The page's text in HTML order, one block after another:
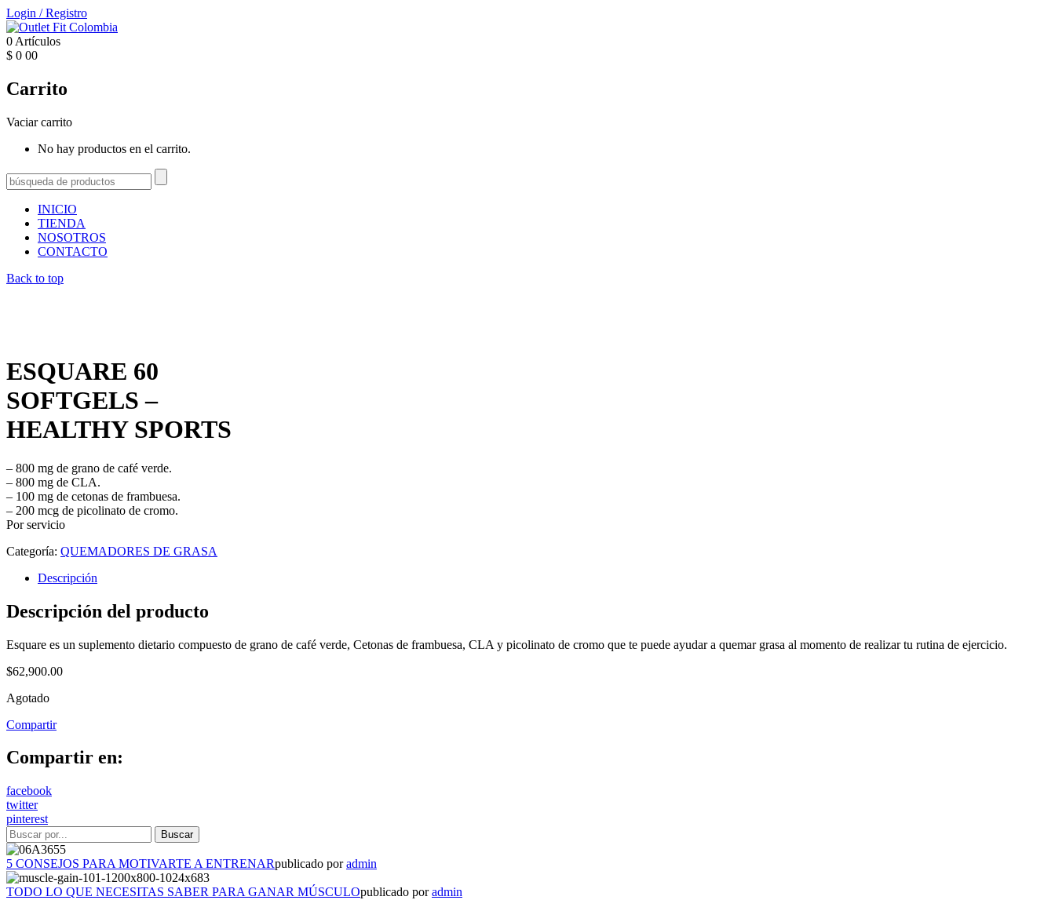
Login /Registro
0 Artículos
$ 0 00
Carrito
Vaciar carrito
No hay productos en el carrito.
INICIO
TIENDA
NOSOTROS
CONTACTO
Back to top
ESQUARE 60
SOFTGELS –
HEALTHY SPORTS
– 800 mg de grano de café verde.
– 800 mg de CLA.
– 100 mg de cetonas de frambuesa.
– 200 mcg de picolinato de cromo.
Por servicio
Categoría: QUEMADORES DE GRASA
Descripción
Descripción del producto
Esquare es un suplemento dietario compuesto de grano de café verde, Cetonas de frambuesa, CLA y picolinato de cromo que te puede ayudar a quemar grasa al momento de realizar tu rutina de ejercicio.
$62,900.00
Agotado
Compartir
Compartir en:
facebook
twitter
pinterest
5 CONSEJOS PARA MOTIVARTE A ENTRENARpublicado poradmin
TODO LO QUE NECESITAS SABER PARA GANAR MÚSCULOpublicado poradmin